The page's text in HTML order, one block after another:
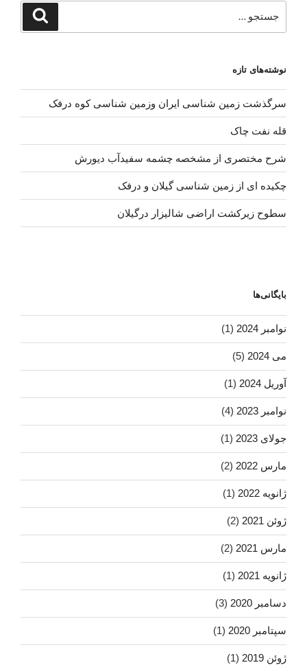
برای
جستجو
نوشته‌های تازه
سرگذشت زمین شناسی ایران وزمین شناسی کوه درفک
قله نفت چاک
شرح مختصری از مشخصه چشمه سفیدآب دیورش
چکیده ای از زمین شناسی گیلان و درفک
سطوح زیرکشت اراضی شالیزار درگیلان
بایگانی‌ها
نوامبر 2024 (1)
می 2024 (5)
آوریل 2024 (1)
نوامبر 2023 (4)
جولای 2023 (1)
مارس 2022 (2)
ژانویه 2022 (1)
ژوئن 2021 (2)
مارس 2021 (2)
ژانویه 2021 (1)
دسامبر 2020 (3)
سپتامبر 2020 (1)
ژوئن 2019 (1)